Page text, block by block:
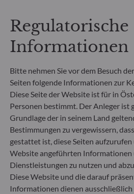
Rücknahmepreises berücksichtigt.
Verwahrung von Fondsanteilen in
können die Wertentwicklung
**Die EU-Verordnung zur
Nachhaltigkeitsinformationen
Finance Disclosure Regulation,
Regelwerk der EU, das darauf
Nachhaltigkeitsprofil von Fonds
besser vergleichbar und für
verständlich zu machen.
Artikel 6: Das
berücksichtigt bei der
Nachhaltigkeitsrisiken oder
Auswirkungen von
Nachhaltigkeitsfaktoren.
Regulatorische
Informationen
Bitte nehmen Sie vor dem Besuch
Seiten folgende Informationen zur
Diese Seite der Website ist für in
Personen bestimmt. Der Anleger ist
Grundlage der in seinem Land
Bestimmungen zu vergewissern,
gestattet ist, diese Seiten
Website angeführten Informationen
Dienstleistungen zu nutzen und
Diese Website und die darauf
Informationen dienen ausschließlich